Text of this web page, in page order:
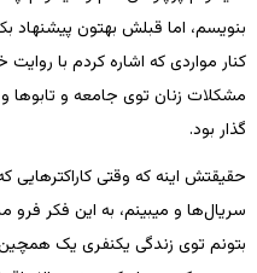
بنویسم، اما قبلش بهتون پیشنهاد
کنار مواردی که اشاره کردم با
مشکلات زنان توی جامعه و تابوها
گذار بود.
حقیقتش اینه که وقتی کاراکترهایی
سریال‌ها و میبینم، به این فکر
بتونم توی زندگی یکنفری یک